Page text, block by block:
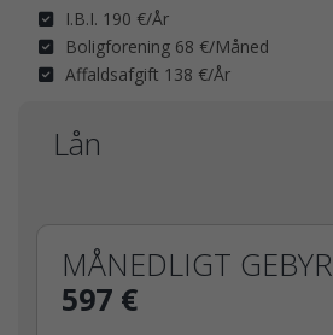
I.B.I. 190 €/År
Boligforening 68 €/Måned
Affaldsafgift 138 €/År
Lån
MÅNEDLIGT GEBYR
597 €